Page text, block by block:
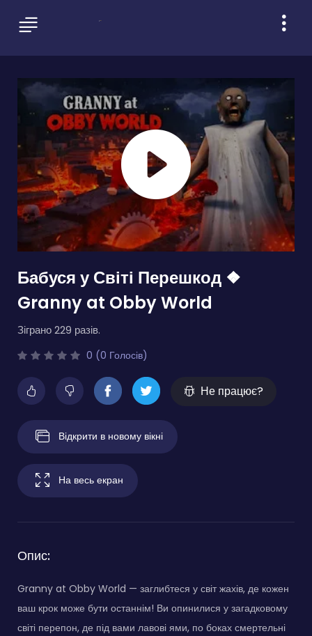
Бабуся у Світі Перешкод ❖
Granny at Obby World
Зіграно 229 разів.
0 (0 Голосів)
Не працює?
Відкрити в новому вікні
На весь екран
Опис:
Granny at Obby World — заглибтеся у світ жахів, де кожен
ваш крок може бути останнім! Ви опинилися у загадковому
світі перепон, де під вами лавові ями, по боках смертельні